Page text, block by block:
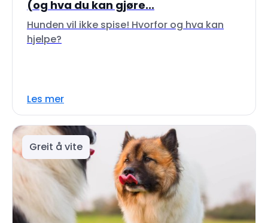
(og hva du kan gjøre...
Hunden vil ikke spise! Hvorfor og hva kan
hjelpe?
Les mer
Greit å vite